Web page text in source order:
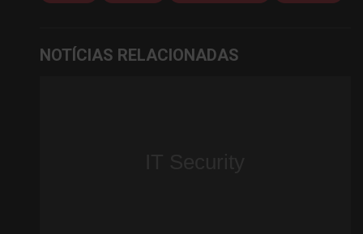
NOTÍCIAS RELACIONADAS